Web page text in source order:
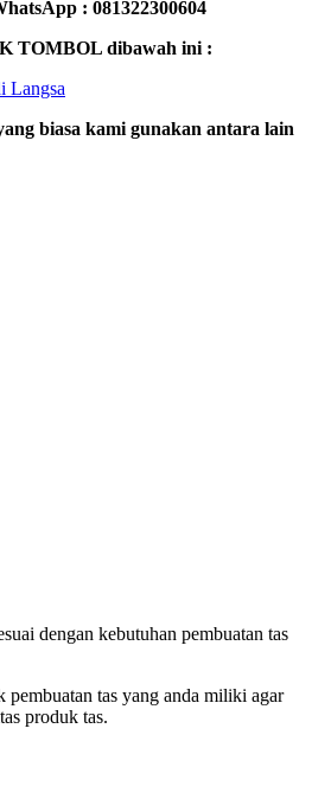
: 081322300604
TOMBOL dibawah ini :
biasa kami gunakan antara lain
dengan kebutuhan pembuatan tas
pembuatan tas yang anda miliki agar
produk tas.